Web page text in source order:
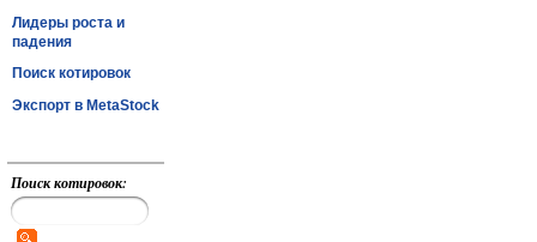
Лидеры роста и
падения
Поиск котировок
Экспорт в MetaStock
Поиск котировок: